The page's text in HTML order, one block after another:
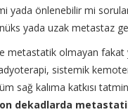
yada önlenebilir mi
yada uzak metastaz
metastatik olmayan fakat
sistemik
sağ kalıma katkısı
dekadlarda